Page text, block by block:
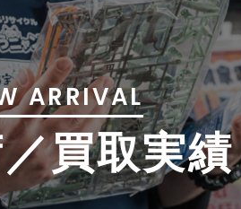
ARRIVAL
買取実績